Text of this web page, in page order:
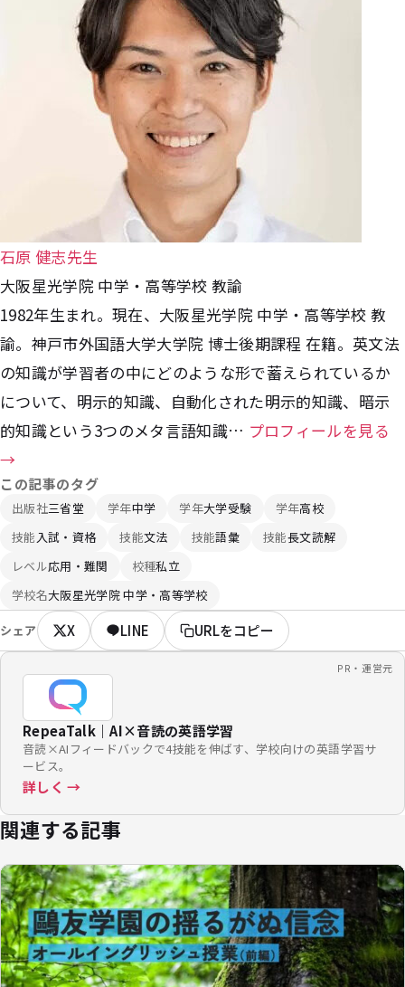
石原 健志先生
大阪星光学院 中学・高等学校 教諭
1982年生まれ。現在、大阪星光学院 中学・高等学校 教
諭。神戸市外国語大学大学院 博士後期課程 在籍。英文法
の知識が学習者の中にどのような形で蓄えられているか
について、明示的知識、自動化された明示的知識、暗示
的知識という3つのメタ言語知識… プロフィールを見る
→
この記事のタグ
出版社三省堂 学年中学 学年大学受験 学年高校
技能 入試・資格 技能文法 技能語彙 技能長文読解
レベル応用・難関 校種私立
学校名大阪星光学院 中学・高等学校
シェア X LINE URLをコピー
PR・運営元
RepeaTalk｜AI×音読の英語学習
音読×AIフィードバックで4技能を伸ばす、学校向けの英語学習サ
ービス。
詳しく →
関連する記事